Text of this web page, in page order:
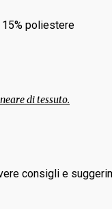
poliestere
di tessuto.
consigli e